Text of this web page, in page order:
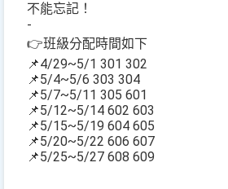
不能忘記！
-
👉班級分配時間如下
📌4/29~5/1 301 302
📌5/4~5/6 303 304
📌5/7~5/11 305 601
📌5/12~5/14 602 603
📌5/15~5/19 604 605
📌5/20~5/22 606 607
📌5/25~5/27 608 609